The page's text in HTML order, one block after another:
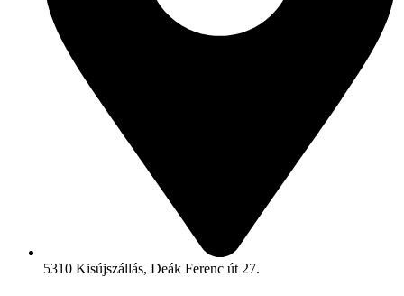
5310 Kisújszállás, Deák Ferenc út 27.